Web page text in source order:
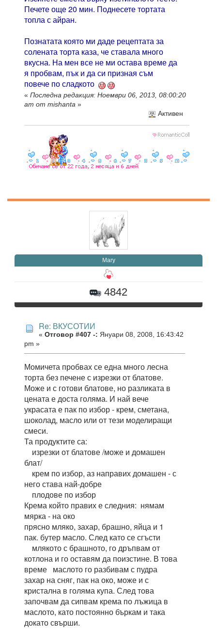
Печете още 20 мин. Поднесете тортата
топла с айран.
Познатата която ми даде рецептата за
солената торта каза, че ставала много
вкусна. На мен все не ми остава време да
я пробвам, пък и да си призная съм
повече по сладкото
« Последна редакция: Ноември 06, 2013, 08:00:20
am от mishanta »
Активен
Mary
4842
Re: ВКУСОТИИ
« Отговор #407 -: Януари 08, 2008, 16:43:42
pm »
Момичета пробвах се една много лесна
торта без печене с изрезки от блатове.
Може и с готови блатове, но разликата в
цената е доста голяма. И най вече
украсата е пак по избор - крем, сметана,
шоколад, масло или от тези моделиращи
смеси.
Та продуктите са:
изрезки от блатове /може и домашен
блат/
крем по избор, аз направих домашен - с
него става най-добре
плодове по избор
Крема който правих е следния: нямам
мярка - на око
прясно мляко, захар, брашно, яйца и 1
пак. бутер масло. След като се сгъсти
млякото с брашното, го дръпвам от
котлона и го оставям да поизстине. В това
време маслото го разбивам с пудра
захар на сняг, пак на око, може и с
кристална в голяма купа. След това
започвам да сипвам крема по лъжица в
маслото, като постоянно бъркам и така
докато свърши.